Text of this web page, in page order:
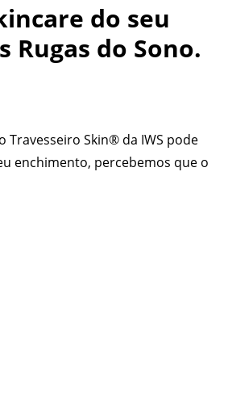
do seu
Rugas do Sono.
Skin® da IWS pode
enchimento, percebemos que o